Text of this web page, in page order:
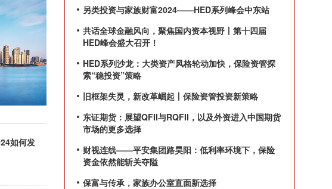
如何发
另类投资与家族财富2024——HED系列峰会中东站
共话全球金融风向，聚焦国内资本视野丨第十四届
HED峰会盛大召开！
HED系列沙龙：大类资产风格轮动加快，保险资管探
索“稳投资”策略
旧框架失灵，新改革崛起丨保险资管投资新策略
东证期货：展望QFII与RQFII，以及外资进入中国期货
市场的更多选择
财视连线——平安集团路昊阳：低利率环境下，保险
资金依然能斩关夺隘
保富与传承，家族办公室直面新选择